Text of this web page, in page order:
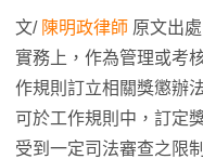
文/ 陳明政律師 原文出處
實務上，作為管理或考
作規則訂立相關獎懲辦
可於工作規則中，訂定
受到一定司法審查之限